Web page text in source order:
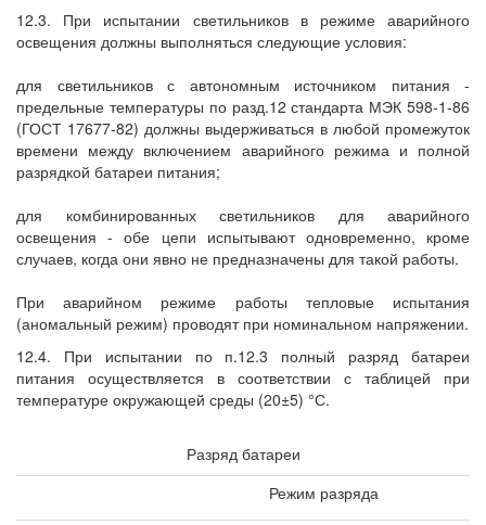
12.3. При испытании светильников в режиме аварийного
освещения должны выполняться следующие условия:
для светильников с автономным источником питания -
предельные температуры по разд.12 стандарта МЭК 598-1-86
(ГОСТ 17677-82) должны выдерживаться в любой промежуток
времени между включением аварийного режима и полной
разрядкой батареи питания;
для комбинированных светильников для аварийного
освещения - обе цепи испытывают одновременно, кроме
случаев, когда они явно не предназначены для такой работы.
При аварийном режиме работы тепловые испытания
(аномальный режим) проводят при номинальном напряжении.
12.4. При испытании по п.12.3 полный разряд батареи
питания осуществляется в соответствии с таблицей при
температуре окружающей среды (20±5) °С.
Разряд батареи
Режим разряда